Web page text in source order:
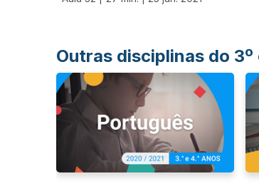
Outras disciplinas do